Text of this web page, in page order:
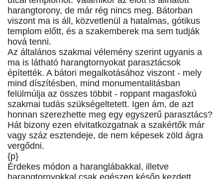
harangtorony, de már rég nincs meg. Bátorban
viszont ma is áll, közvetlenül a hatalmas, gótikus
templom előtt, és a szakemberek ma sem tudják
hová tenni.
Az általános szakmai vélemény szerint ugyanis a
ma is látható harangtornyokat parasztácsok
építették. A bátori megalkotásához viszont - mely
mind díszítésben, mind monumentalitásban
felülmúlja az összes többit - roppant magasfokú
szakmai tudás szükségeltetett. Igen ám, de azt
honnan szerezhette meg egy egyszerű parasztács?
Hát bizony ezen elvitatkozgatnak a szakértők már
vagy száz esztendeje, de nem képesek zöld ágra
vergődni.
{p}
Érdekes módon a haranglábakkal, illetve